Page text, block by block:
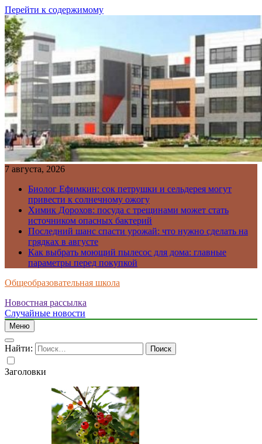
Перейти к содержимому
7 августа, 2026
Биолог Ефимкин: сок петрушки и сельдерея могут
привести к солнечному ожогу
Химик Дорохов: посуда с трещинами может стать
источником опасных бактерий
Последний шанс спасти урожай: что нужно сделать на
грядках в августе
Как выбрать моющий пылесос для дома: главные
параметры перед покупкой
Общеобразовательная школа
Новостная рассылка
Случайные новости
Меню
Найти:
Заголовки